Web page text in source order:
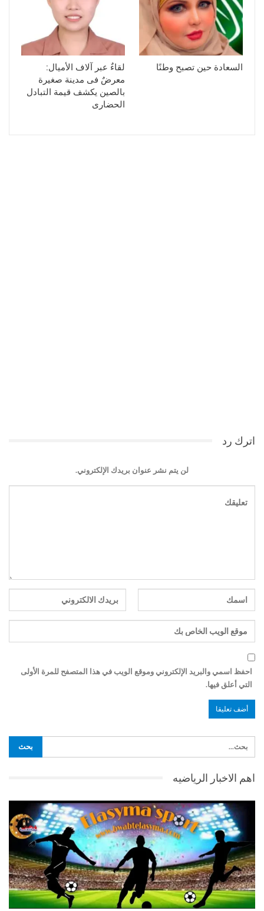
السعادة حين تصبح وطنًا
لقاءٌ عبر آلاف الأميال:
معرضٌ فى مدينة صغيرة
بالصين يكشف قيمة التبادل
الحضارى
اترك رد
لن يتم نشر عنوان بريدك الإلكتروني.
احفظ اسمي والبريد الإلكتروني وموقع الويب في هذا المتصفح للمرة الأولى
التي أعلق فيها.
اهم الاخبار الرياضيه